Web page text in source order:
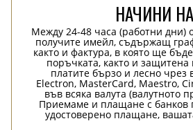
НАЧИНИ
Между 24-48 часа (работни дни)
получите имейл, съдържащ
както и фактура, в която ще
поръчката, както и
платите бързо и лесно чрез
Electron, MasterCard, Maestro,
във всяка валута (валутното
Приемаме и плащане с банков
удостоверено плащане,